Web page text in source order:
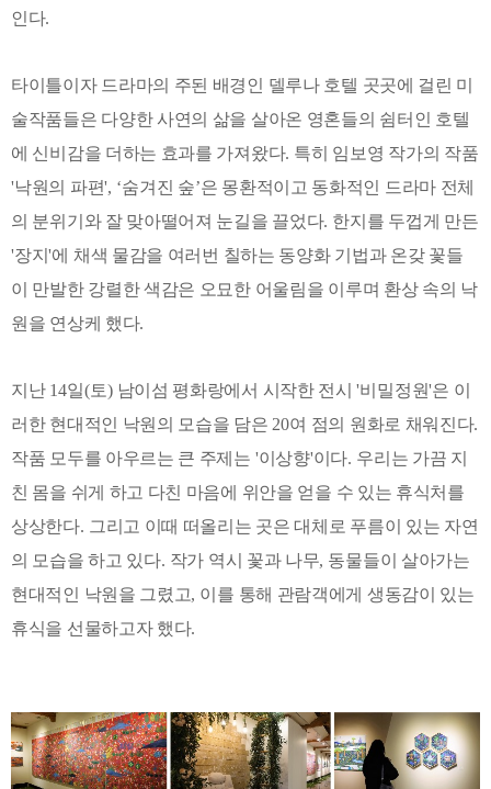
인다.
타이틀이자 드라마의 주된 배경인 델루나 호텔 곳곳에 걸린 미
술작품들은 다양한 사연의 삶을 살아온 영혼들의 쉼터인 호텔
에 신비감을 더하는 효과를 가져왔다. 특히 임보영 작가의 작품
'낙원의 파편', ‘숨겨진 숲’은 몽환적이고 동화적인 드라마 전체
의 분위기와 잘 맞아떨어져 눈길을 끌었다. 한지를 두껍게 만든
'장지'에 채색 물감을 여러번 칠하는 동양화 기법과 온갖 꽃들
이 만발한 강렬한 색감은 오묘한 어울림을 이루며 환상 속의 낙
원을 연상케 했다.
지난 14일(토) 남이섬 평화랑에서 시작한 전시'비밀정원'은 이
러한 현대적인 낙원의 모습을 담은 20여 점의 원화로 채워진다.
작품 모두를 아우르는 큰 주제는 '이상향'이다. 우리는 가끔 지
친 몸을 쉬게 하고 다친 마음에 위안을 얻을 수 있는 휴식처를
상상한다. 그리고 이때 떠올리는 곳은 대체로 푸름이 있는 자연
의 모습을 하고 있다. 작가 역시 꽃과 나무, 동물들이 살아가는
현대적인 낙원을 그렸고, 이를 통해 관람객에게 생동감이 있는
휴식을 선물하고자 했다.